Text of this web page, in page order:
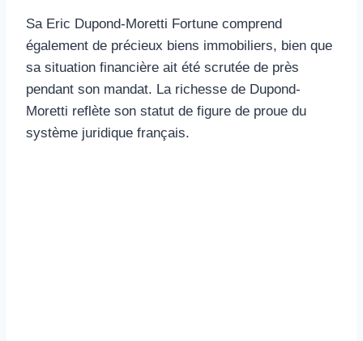
Sa Eric Dupond-Moretti Fortune comprend
également de précieux biens immobiliers, bien que
sa situation financière ait été scrutée de près
pendant son mandat. La richesse de Dupond-
Moretti reflète son statut de figure de proue du
système juridique français.